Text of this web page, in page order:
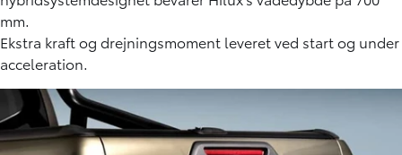
mm.
Ekstra kraft og drejningsmoment leveret ved start og under
acceleration.